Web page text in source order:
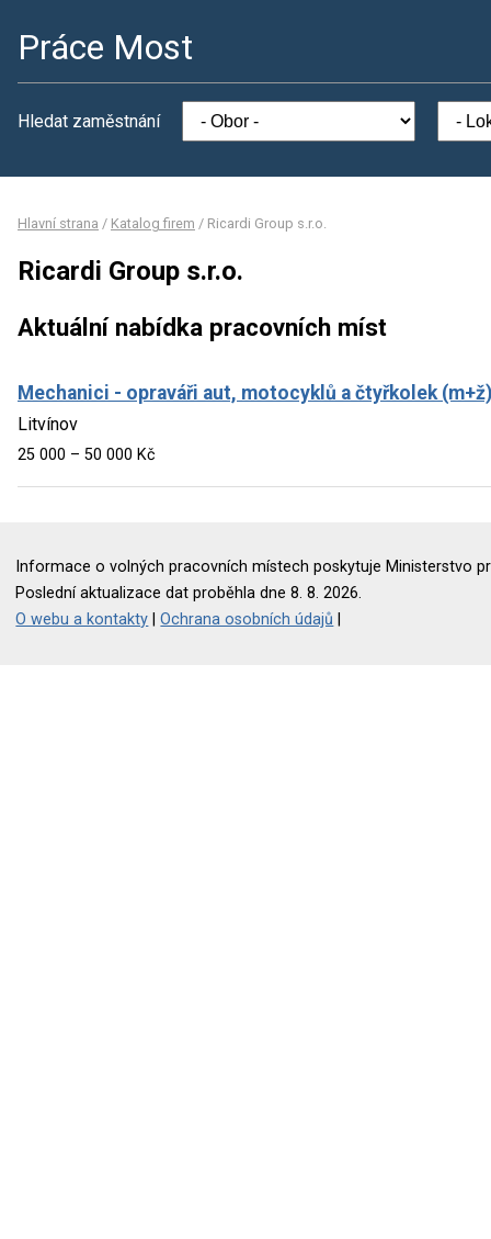
Práce Most
Hledat zaměstnání
Hlavní strana / Katalog firem / Ricardi Group s.r.o.
Ricardi Group s.r.o.
Aktuální nabídka pracovních míst
Mechanici - opraváři aut, motocyklů a čtyřkolek (m+ž)
Litvínov
25 000 – 50 000 Kč
Informace o volných pracovních místech poskytuje Ministerstvo
Poslední aktualizace dat proběhla dne 8. 8. 2026.
O webu a kontakty |Ochrana osobních údajů